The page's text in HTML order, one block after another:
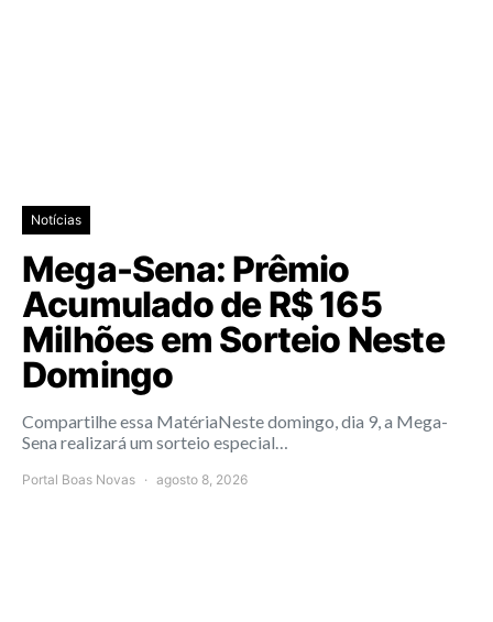
Notícias
Mega-Sena: Prêmio
Acumulado de R$ 165
Milhões em Sorteio Neste
Domingo
Compartilhe essa MatériaNeste domingo, dia 9, a Mega-
Sena realizará um sorteio especial…
Portal Boas Novas agosto 8, 2026